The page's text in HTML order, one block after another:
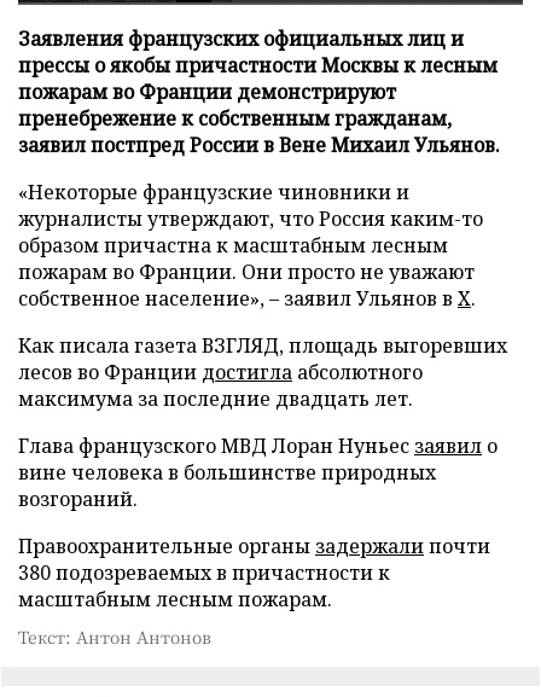
Заявления французских официальных лиц и
прессы о якобы причастности Москвы к лесным
пожарам во Франции демонстрируют
пренебрежение к собственным гражданам,
заявил постпред России в Вене Михаил Ульянов.
«Некоторые французские чиновники и
журналисты утверждают, что Россия каким-то
образом причастна к масштабным лесным
пожарам во Франции. Они просто не уважают
собственное население», – заявил Ульянов в X.
Как писала газета ВЗГЛЯД, площадь выгоревших
лесов во Франции достигла абсолютного
максимума за последние двадцать лет.
Глава французского МВД Лоран Нуньес заявил о
вине человека в большинстве природных
возгораний.
Правоохранительные органы задержалипочти
380 подозреваемых в причастности к
масштабным лесным пожарам.
Текст: Антон Антонов